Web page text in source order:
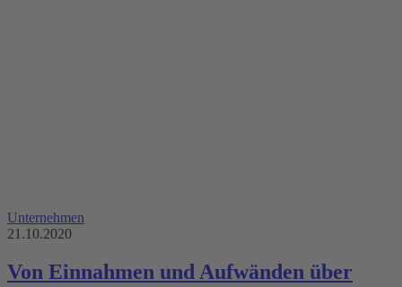
Unternehmen
21.10.2020
Von Einnahmen und Aufwänden über